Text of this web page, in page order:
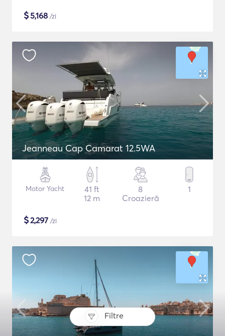
Filtre
$5,168 /zi
Jeanneau Cap Camarat 12.5WA
Motor Yacht
41 ft
12 m
8
Croazieră
1
$2,297 /zi